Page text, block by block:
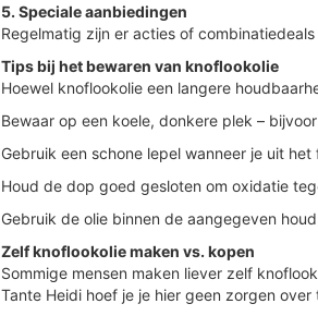
5. Speciale aanbiedingen
Regelmatig zijn er acties of
Tips bij het bewaren van knoflookolie
Hoewel knoflookolie een langere
Bewaar op een koele, donkere plek –
Gebruik een schone lepel wanneer je uit
Houd de dop goed gesloten om oxidatie
Gebruik de olie binnen de aangegeven
Zelf knoflookolie maken vs. kopen
Sommige mensen maken liever zelf
Tante Heidi hoef je je hier geen zorgen